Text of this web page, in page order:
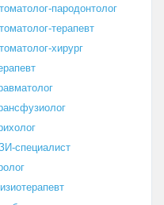
пародонтолог
терапевт
хирург
специалист